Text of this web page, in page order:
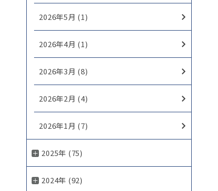
2026年5月 (1)
2026年4月 (1)
2026年3月 (8)
2026年2月 (4)
2026年1月 (7)
2025年 (75)
2024年 (92)